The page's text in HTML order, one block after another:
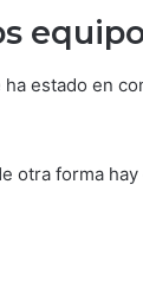
estado en
forma